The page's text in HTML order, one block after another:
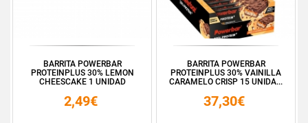
BARRITA POWERBAR
PROTEINPLUS 30% LEMON
CHEESCAKE 1 UNIDAD
2,49€
BARRITA POWERBAR
PROTEINPLUS 30% VAINILLA
CARAMELO CRISP 15 UNIDA...
37,30€